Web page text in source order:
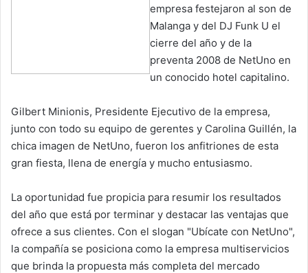
empresa festejaron al son de
Malanga y del DJ Funk U el
cierre del año y de la
preventa 2008 de NetUno en
un conocido hotel capitalino.
Gilbert Minionis, Presidente Ejecutivo de la empresa,
junto con todo su equipo de gerentes y Carolina Guillén, la
chica imagen de NetUno, fueron los anfitriones de esta
gran fiesta, llena de energía y mucho entusiasmo.
La oportunidad fue propicia para resumir los resultados
del año que está por terminar y destacar las ventajas que
ofrece a sus clientes. Con el slogan "Ubícate con NetUno",
la compañía se posiciona como la empresa multiservicios
que brinda la propuesta más completa del mercado